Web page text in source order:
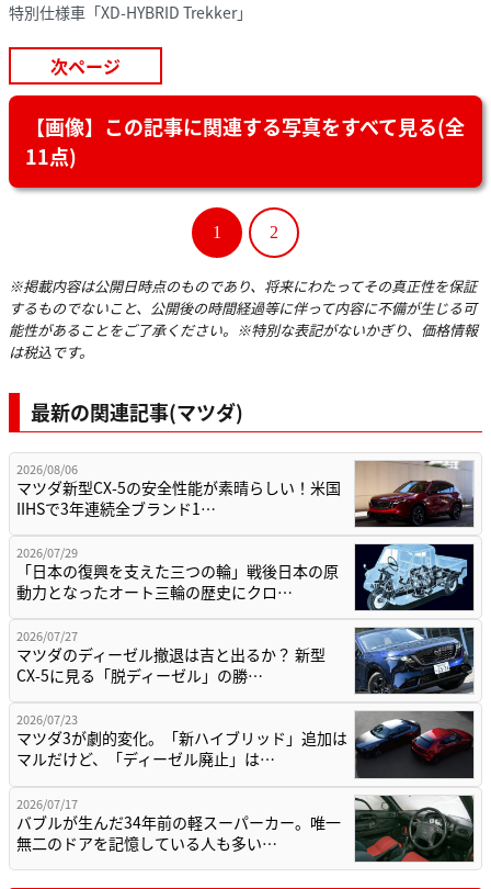
特別仕様車「XD-HYBRID Trekker」
次ページ
【画像】この記事に関連する写真をすべて見る(全
11点)
1 2
※掲載内容は公開日時点のものであり、将来にわたってその真正性を保証
するものでないこと、公開後の時間経過等に伴って内容に不備が生じる可
能性があることをご了承ください。※特別な表記がないかぎり、価格情報
は税込です。
最新の関連記事(マツダ)
2026/08/06
マツダ新型CX-5の安全性能が素晴らしい！米国
IIHSで3年連続全ブランド1…
2026/07/29
「日本の復興を支えた三つの輪」戦後日本の原
動力となったオート三輪の歴史にクロ…
2026/07/27
マツダのディーゼル撤退は吉と出るか？ 新型
CX-5に見る「脱ディーゼル」の勝…
2026/07/23
マツダ3が劇的変化。「新ハイブリッド」追加は
マルだけど、「ディーゼル廃止」は…
2026/07/17
バブルが生んだ34年前の軽スーパーカー。唯一
無二のドアを記憶している人も多い…